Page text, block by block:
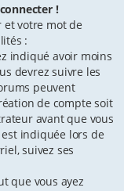
!
et votre mot de
:
indiqué avoir moins
devrez suivre les
peuvent
de compte soit
avant que vous
indiquée lors de
suivez ses
que vous ayez